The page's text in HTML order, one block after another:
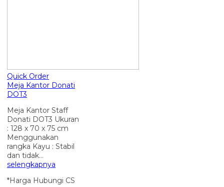
Quick Order
Meja Kantor Donati
DOT3
Meja Kantor Staff
Donati DOT3 Ukuran
: 128 x 70 x 75 cm
Menggunakan
rangka Kayu : Stabil
dan tidak…
selengkapnya
*Harga Hubungi CS